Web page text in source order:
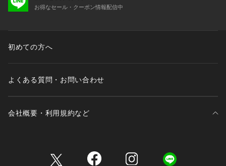
ますようお願いします 。
した時計にセットされている電池は、機能や性能に問題がない
かをチェックするモニター電池となっております。お買い上げ
対象外となりますので、予めご了承ください。
お得なセール・クーポン情報配信中
初めての方へ
よくある質問・お問い合わせ
会社概要・利用規約など